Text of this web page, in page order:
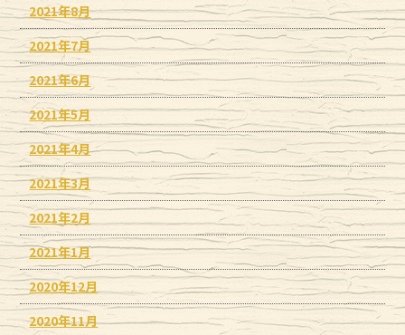
2021年8月
2021年7月
2021年6月
2021年5月
2021年4月
2021年3月
2021年2月
2021年1月
2020年12月
2020年11月